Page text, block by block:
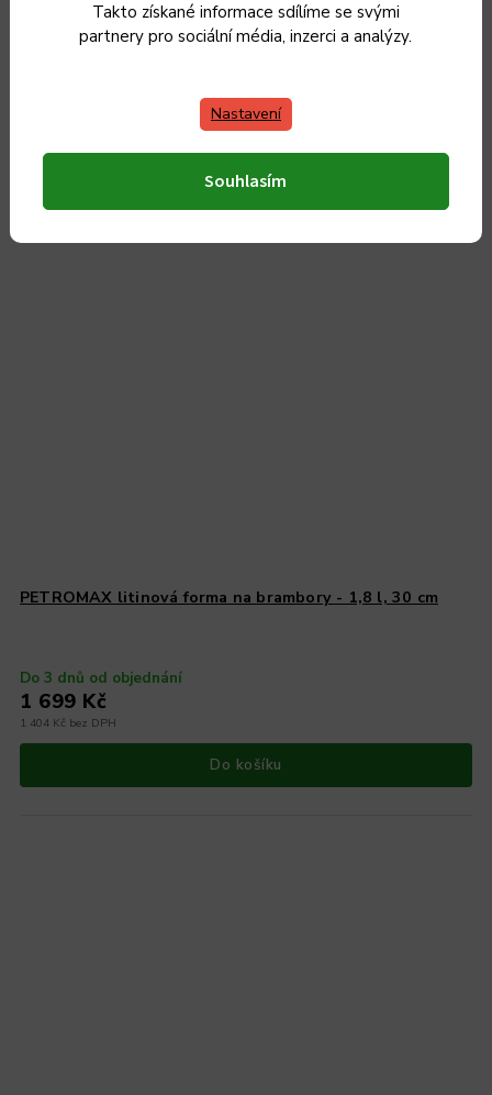
Takto získané informace sdílíme se svými
partnery pro sociální média, inzerci a analýzy.
Nastavení
Souhlasím
Do 3 dnů od objednání
Do košíku
PETROMAX litinová forma na brambory - 1,8 l, 30 cm
Do 3 dnů od objednání
1 404 Kč bez DPH
1 699 Kč
Do košíku